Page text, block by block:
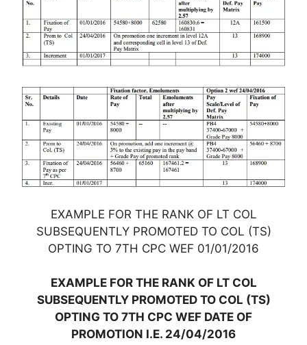
EXAMPLE FOR THE RANK OF LT COL
SUBSEQUENTLY PROMOTED TO COL (TS)
OPTING TO 7TH CPC WEF 01/01/2016
EXAMPLE FOR THE RANK OF LT COL
SUBSEQUENTLY PROMOTED TO COL (TS)
OPTING TO 7TH CPC WEF DATE OF
PROMOTION I.E. 24/04/2016